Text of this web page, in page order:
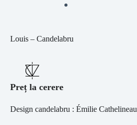
Louis – Candelabru
Preț la cerere
Design candelabru : Émilie Cathelineau